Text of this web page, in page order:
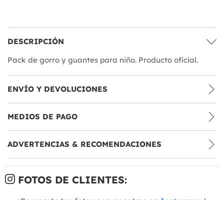
DESCRIPCIÓN
Pack de gorro y guantes para niño. Producto oficial.
ENVÍO Y DEVOLUCIONES
MEDIOS DE PAGO
ADVERTENCIAS & RECOMENDACIONES
FOTOS DE CLIENTES: